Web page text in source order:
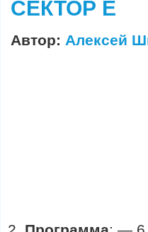
СЕКТОР Е
Автор: Алексей